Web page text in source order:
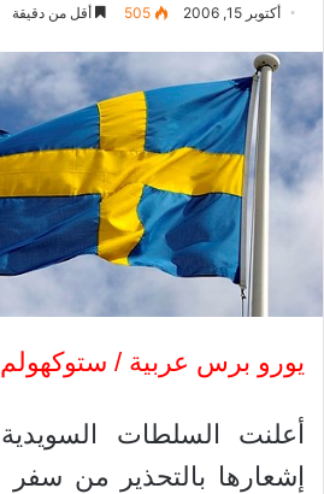
أكتوبر 15, 2006 505 أقل من دقيقة
يورو برس عربية / ستوكهولم
أعلنت السلطات
إشعارها بالتحذير من سفر